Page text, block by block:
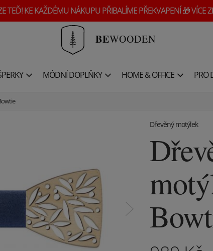
TEĎ! KE KAŽDÉMU NÁKUPU PŘIBALÍME PŘEKVAPENÍ 🎁 VÍCE
BEWOODEN
MÓDNÍ DOPLŇKY HOME & OFFICE PRO
Dřevěný motýlek